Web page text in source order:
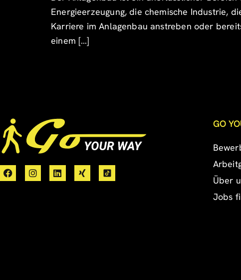
Energieerzeugung, die chemische Industrie,
Karriere im Anlagenbau anstreben oder
einem […]
GO
Über
Jobs